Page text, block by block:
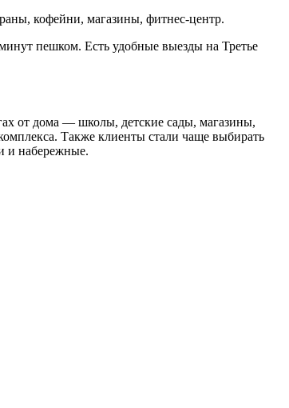
кофейни, магазины, фитнес-центр.
пешком. Есть удобные выезды на Третье
от дома — школы, детские сады, магазины,
Также клиенты стали чаще выбирать
и набережные.